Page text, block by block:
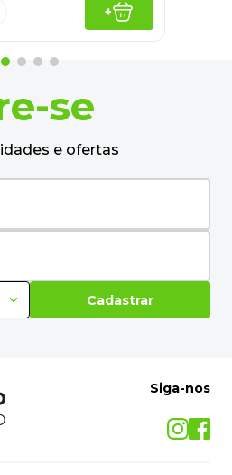
+
se
e ofertas
Cadastrar
Siga-nos